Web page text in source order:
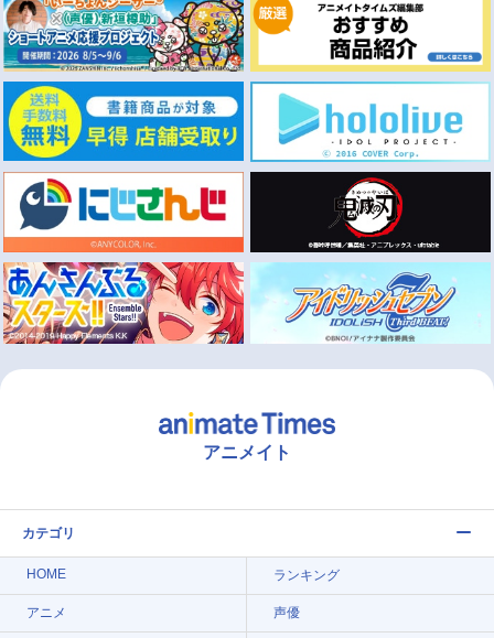
アニメイト
カテゴリ
HOME ランキング
アニメ 声優